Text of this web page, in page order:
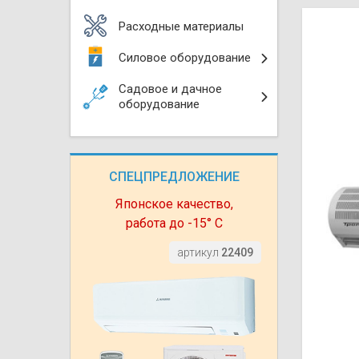
Расходные материалы
Силовое оборудование
Садовое и дачное
оборудование
СПЕЦПРЕДЛОЖЕНИЕ
Японское качество,
работа до -15° С
артикул 22409
Моноблоки
VRF
Компрессорно-
Чиллеры
Сушилки для рук
Бензотриммеры
Газонокосилки
Газонокосилки
Измельчители